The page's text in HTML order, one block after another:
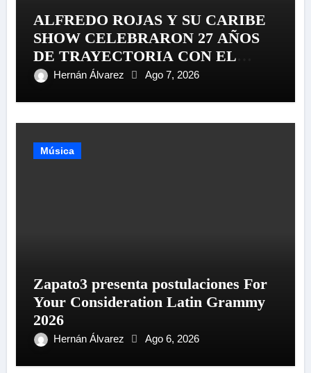
ALFREDO ROJAS Y SU CARIBE
SHOW CELEBRARON 27 AÑOS
DE TRAYECTORIA CON EL
LANZAMIENTO MUNDIAL DE
Hernán Álvarez Ago 7, 2026
Música
Zapato3 presenta postulaciones For
Your Consideration Latin Grammy
2026
Hernán Álvarez Ago 6, 2026